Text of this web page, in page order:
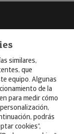
similares,
que
equipo. Algunas
de la
para medir cómo
podrás
cookies”,